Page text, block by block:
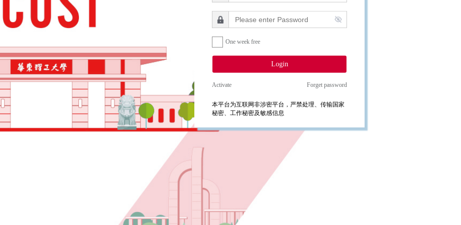
One week free
Login
Activate Forget password
本平台为互联网非涉密平台，严禁处理、传输国家
秘密、工作秘密及敏感信息